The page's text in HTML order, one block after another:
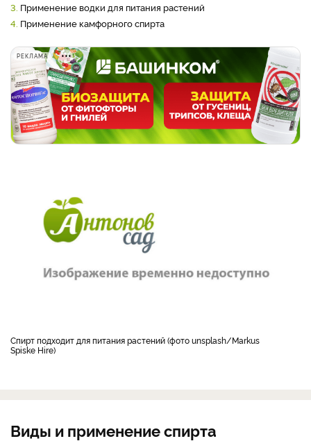
3. Применение водки для питания растений
4. Применение камфорного спирта
РЕКЛАМА
Спирт подходит для питания растений (фото unsplash/Markus
Spiske Hire)
Виды и применение спирта